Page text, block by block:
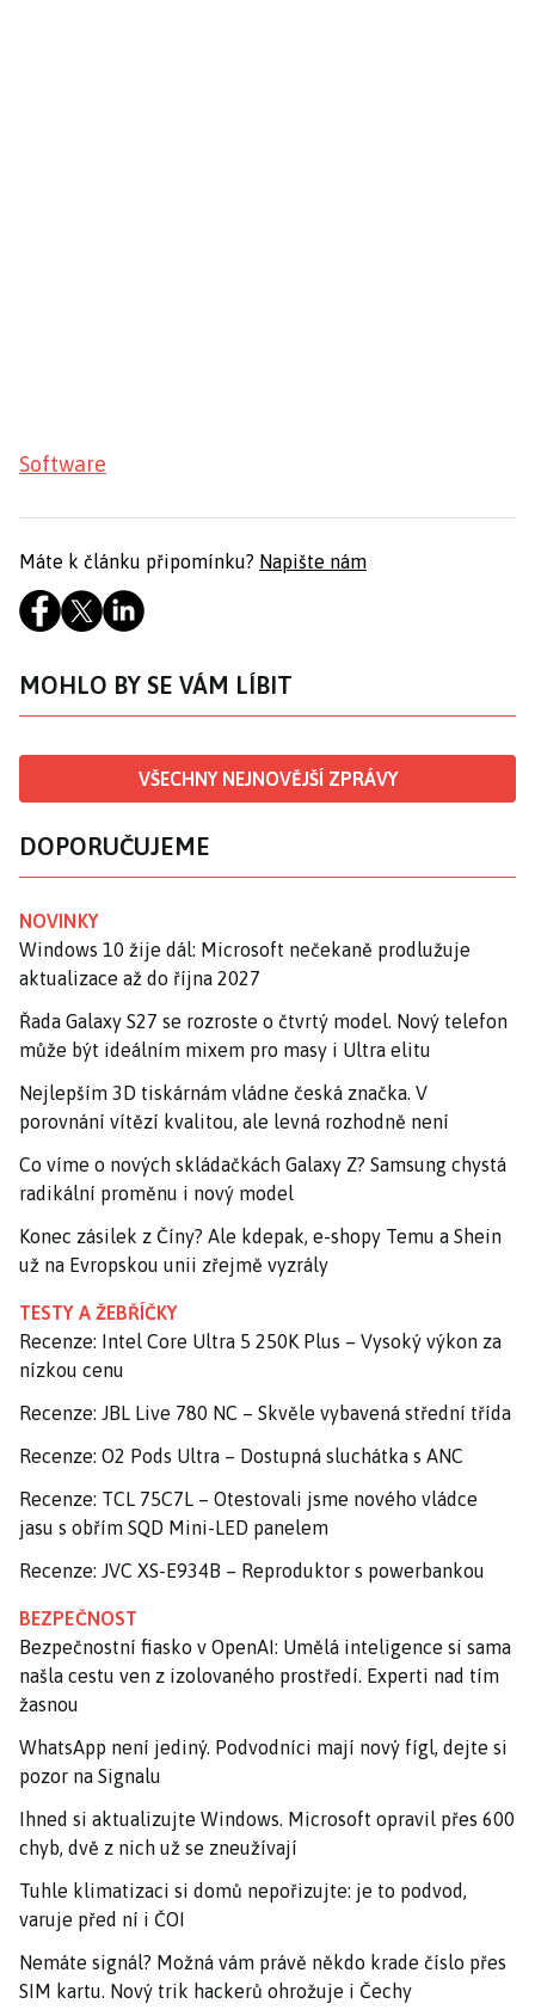
Software
Máte k článku připomínku? Napište nám
MOHLO BY SE VÁM LÍBIT
VŠECHNY NEJNOVĚJŠÍ ZPRÁVY
DOPORUČUJEME
NOVINKY
Windows 10 žije dál: Microsoft nečekaně prodlužuje
aktualizace až do října 2027
Řada Galaxy S27 se rozroste o čtvrtý model. Nový telefon
může být ideálním mixem pro masy i Ultra elitu
Nejlepším 3D tiskárnám vládne česká značka. V
porovnání vítězí kvalitou, ale levná rozhodně není
Co víme o nových skládačkách Galaxy Z? Samsung chystá
radikální proměnu i nový model
Konec zásilek z Číny? Ale kdepak, e-shopy Temu a Shein
už na Evropskou unii zřejmě vyzrály
TESTY A ŽEBŘÍČKY
Recenze: Intel Core Ultra 5 250K Plus – Vysoký výkon za
nízkou cenu
Recenze: JBL Live 780 NC – Skvěle vybavená střední třída
Recenze: O2 Pods Ultra – Dostupná sluchátka s ANC
Recenze: TCL 75C7L – Otestovali jsme nového vládce
jasu s obřím SQD Mini-LED panelem
Recenze: JVC XS-E934B – Reproduktor s powerbankou
BEZPEČNOST
Bezpečnostní fiasko v OpenAI: Umělá inteligence si sama
našla cestu ven z izolovaného prostředí. Experti nad tím
žasnou
WhatsApp není jediný. Podvodníci mají nový fígl, dejte si
pozor na Signalu
Ihned si aktualizujte Windows. Microsoft opravil přes 600
chyb, dvě z nich už se zneužívají
Tuhle klimatizaci si domů nepořizujte: je to podvod,
varuje před ní i ČOI
Nemáte signál? Možná vám právě někdo krade číslo přes
SIM kartu. Nový trik hackerů ohrožuje i Čechy